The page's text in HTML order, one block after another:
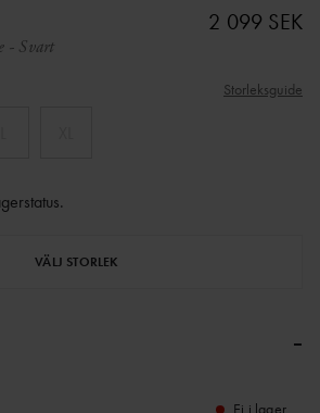
- Svart
2 099 SEK
Storleksguide
.
VÄLJ STORLEK
–
Ej i lager